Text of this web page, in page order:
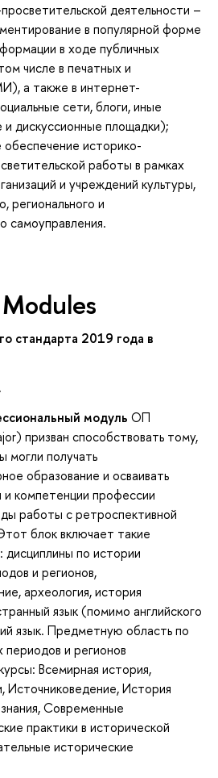
деятельности –
в популярной форме
в ходе публичных
числе в печатных и
а также в интернет-
сети, блоги, иные
дискуссионные площадки);
историко-
работы в рамках
и учреждений культуры,
регионального и
самоуправления.
стандарта 2019 года в
модуль ОП
призван способствовать тому,
могли получать
образование и осваивать
и компетенции профессии
работы с ретроспективной
блок включает такие
дисциплины по истории
и регионов,
археология, история
язык (помимо английского
язык. Предметную область по
периодов и регионов
Всемирная история,
Источниковедение, История
Современные
практики в исторической
исторические